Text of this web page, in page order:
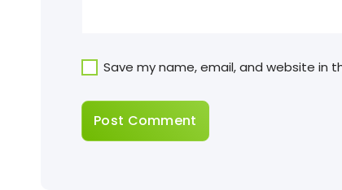
Save my name, email, and website in